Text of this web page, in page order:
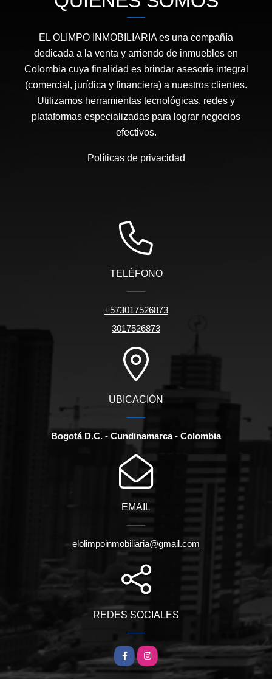
EL OLIMPO INMOBILIARIA es una compañía
dedicada a la venta y arriendo de inmuebles en
Colombia cuya finalidad es brindar asesoría integral
(comercial, jurídica y financiera) a nuestros clientes.
Utilizamos herramientas tecnológicas, redes y
plataformas especializadas para lograr negocios
efectivos.
Políticas de privacidad
TELÉFONO
+573017526873
3017526873
UBICACIÓN
Bogotá D.C. - Cundinamarca - Colombia
EMAIL
elolimpoinmobiliaria@gmail.com
REDES SOCIALES
FacebookInstagram